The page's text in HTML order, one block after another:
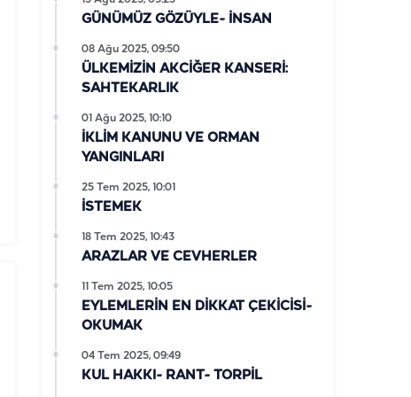
GÜNÜMÜZ GÖZÜYLE- İNSAN
ÜLKEMİZİN AKCİĞER KANSERİ:
SAHTEKARLIK
08 Ağu 2025, 09:50
İKLİM KANUNU VE ORMAN
YANGINLARI
01 Ağu 2025, 10:10
İSTEMEK
25 Tem 2025, 10:01
ARAZLAR VE CEVHERLER
18 Tem 2025, 10:43
EYLEMLERİN EN DİKKAT ÇEKİCİSİ-
OKUMAK
11 Tem 2025, 10:05
KUL HAKKI- RANT- TORPİL
04 Tem 2025, 09:49